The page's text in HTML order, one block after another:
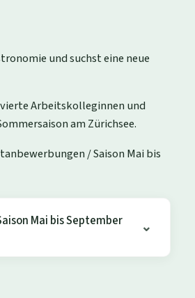
und suchst eine neue
Arbeitskolleginnen und
am Zürichsee.
/ Saison Mai bis
Mai bis September